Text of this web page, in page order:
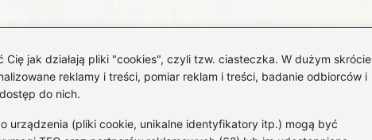
jak działają pliki "cookies", czyli tzw. ciasteczka. W dużym skrócie
reklamy i treści, pomiar reklam i treści, badanie odbiorców i
do nich.
urządzenia (pliki cookie, unikalne identyfikatory itp.) mogą być